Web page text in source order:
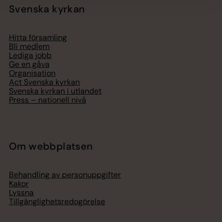
Svenska kyrkan
Hitta församling
Bli medlem
Lediga jobb
Ge en gåva
Organisation
Act Svenska kyrkan
Svenska kyrkan i utlandet
Press – nationell nivå
Om webbplatsen
Behandling av personuppgifter
Kakor
Lyssna
Tillgänglighetsredogörelse